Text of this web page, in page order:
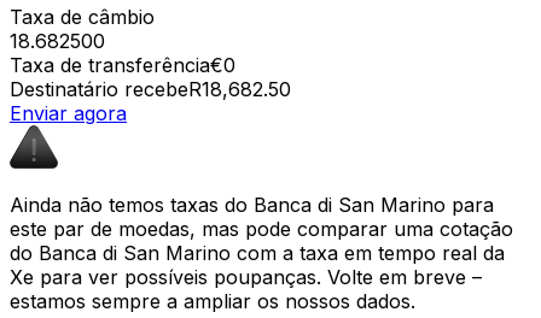
Taxa de câmbio
18.682500
Taxa de transferência€0
Destinatário recebeR18,682.50
Enviar agora
Ainda não temos taxas do Banca di San Marino para
este par de moedas, mas pode comparar uma cotação
do Banca di San Marino com a taxa em tempo real da
Xe para ver possíveis poupanças. Volte em breve –
estamos sempre a ampliar os nossos dados.